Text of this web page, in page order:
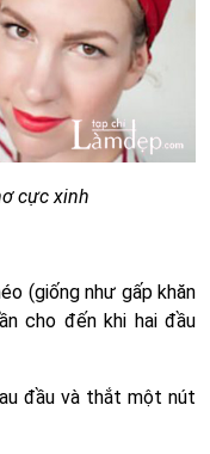
cực xinh
(giống như gấp khăn
cho đến khi hai đầu
đầu và thắt một nút